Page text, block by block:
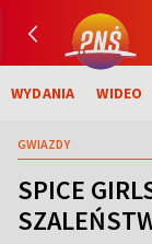
WYDANIA WIDEO
GWIAZDY
SPICE